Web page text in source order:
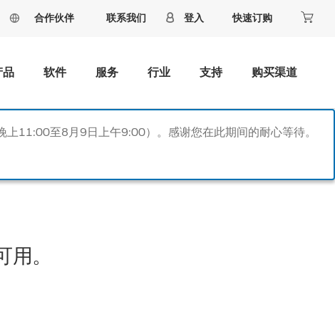
合作伙伴 联系我们 登入 快速订购
品 软件 服务 行业 支持 购买渠道
11:00至8月9日上午9:00）。感谢您在此期间的耐心等待。
。